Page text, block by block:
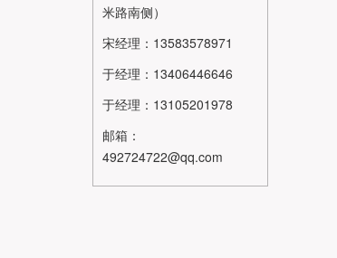
米路南侧）
宋经理：13583578971
于经理：13406446646
于经理：13105201978
邮箱：
492724722@qq.com